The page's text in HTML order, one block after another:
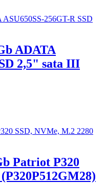
ADATA
2,5" sata III
Patriot P320